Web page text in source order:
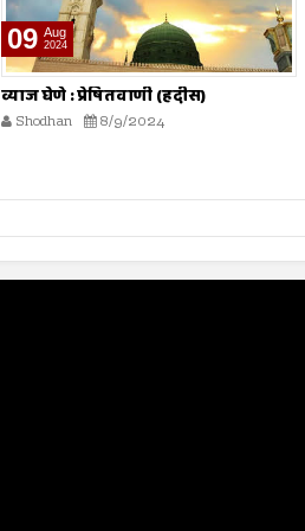
26 Jul
2024
मोजमापात तफावत करणे : प्रेषितवाणी
(हदीस)